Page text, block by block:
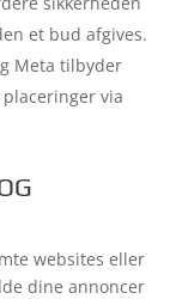
et bud afgives.
Meta tilbyder
via
websites eller
dine annoncer